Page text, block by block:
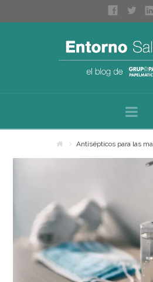
Espacios saludables
Bienestar personal
Higiene profesional
Medio ambiente
Antisépticos para las